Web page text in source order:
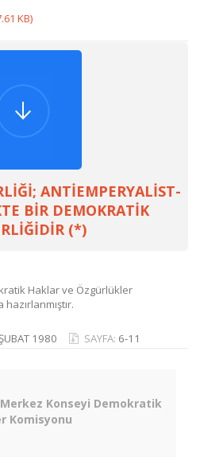
KB)
ANTİEMPERYALİST-
BİR DEMOKRATİK
(*)
Haklar ve Özgürlükler
1980 SAYFA: 6-11
Konseyi Demokratik
Komisyonu